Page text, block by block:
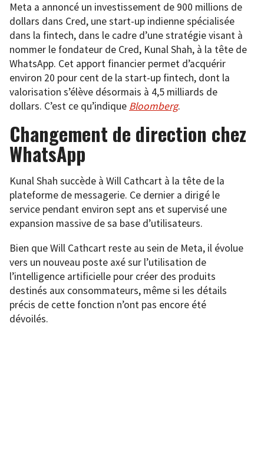
Meta a annoncé un investissement de 900 millions de
dollars dans Cred, une start-up indienne spécialisée
dans la fintech, dans le cadre d’une stratégie visant à
nommer le fondateur de Cred, Kunal Shah, à la tête de
WhatsApp. Cet apport financier permet d’acquérir
environ 20 pour cent de la start-up fintech, dont la
valorisation s’élève désormais à 4,5 milliards de
dollars. C’est ce qu’indique Bloomberg.
Changement de direction chez
WhatsApp
Kunal Shah succède à Will Cathcart à la tête de la
plateforme de messagerie. Ce dernier a dirigé le
service pendant environ sept ans et supervisé une
expansion massive de sa base d’utilisateurs.
Bien que Will Cathcart reste au sein de Meta, il évolue
vers un nouveau poste axé sur l’utilisation de
l’intelligence artificielle pour créer des produits
destinés aux consommateurs, même si les détails
précis de cette fonction n’ont pas encore été
dévoilés.